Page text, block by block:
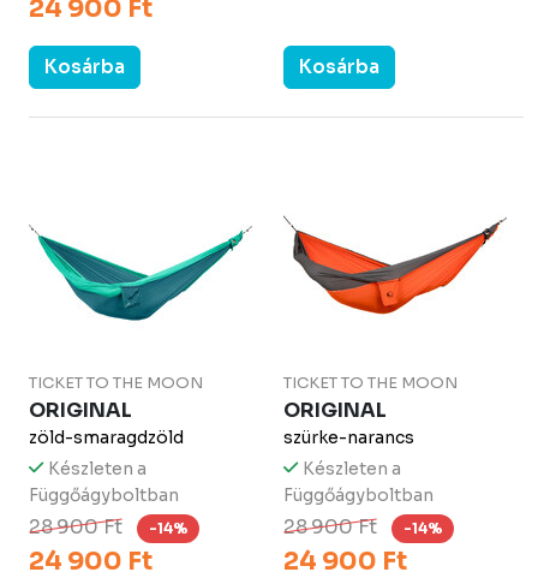
24 900 Ft
Kosárba Kosárba
TICKET TO THE MOON
ORIGINAL
zöld-smaragdzöld
Készleten a
Függőágyboltban
28 900 Ft -14%
24 900 Ft
TICKET TO THE MOON
ORIGINAL
szürke-narancs
Készleten a
Függőágyboltban
28 900 Ft -14%
24 900 Ft